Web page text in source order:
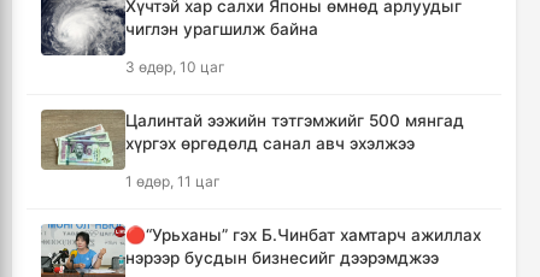
түрүүлсэн бөхийг 20 сая төгрөгөөр байлна
9 цаг
нөөцийг 60 хоногт хүргэж, үнийн өсөлтийн
10 цаг, 36 минут
Хүчтэй хар салхи Японы өмнөд арлуудыг
чиглэн урагшилж байна
3 өдөр, 10 цаг
Цалинтай ээжийн тэтгэмжийг 500 мянгад
хүргэх өргөдөлд санал авч эхэлжээ
1 өдөр, 11 цаг
🔴“Урьханы” гэх Б.Чинбат хамтарч ажиллах
нэрээр бусдын бизнесийг дээрэмджээ